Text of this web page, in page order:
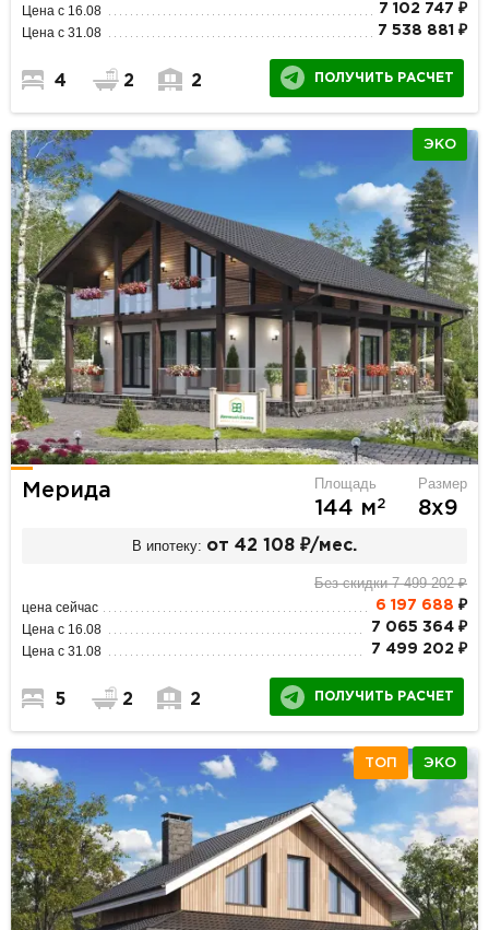
Цена с 16.08 7 102 747 ₽
Цена с 31.08 7 538 881 ₽
4 2 2 ПОЛУЧИТЬ РАСЧЕТ
ЭКО
Мерида Площадь
144 м2
Размер
8х9
В ипотеку: от 42 108 ₽/мес.
Без скидки 7 499 202 ₽
цена сейчас 6 197 688 ₽
Цена с 16.08 7 065 364 ₽
Цена с 31.08 7 499 202 ₽
5 2 2 ПОЛУЧИТЬ РАСЧЕТ
ТОП ЭКО